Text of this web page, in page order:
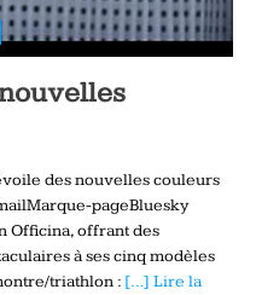
des nouvelles couleurs
pageBluesky
Officina, offrant des
à ses cinq modèles
triathlon : […] Lire la